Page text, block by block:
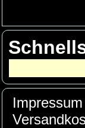
Impressum